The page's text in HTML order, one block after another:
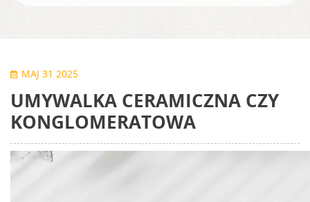
MAJ 31 2025
UMYWALKA CERAMICZNA CZY
KONGLOMERATOWA